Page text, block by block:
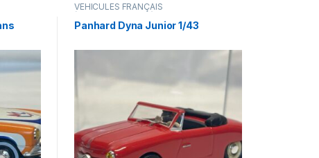
VÉHICULES FRANÇAIS
(voitures,camions...)
Panhard Dyna Junior 1/43